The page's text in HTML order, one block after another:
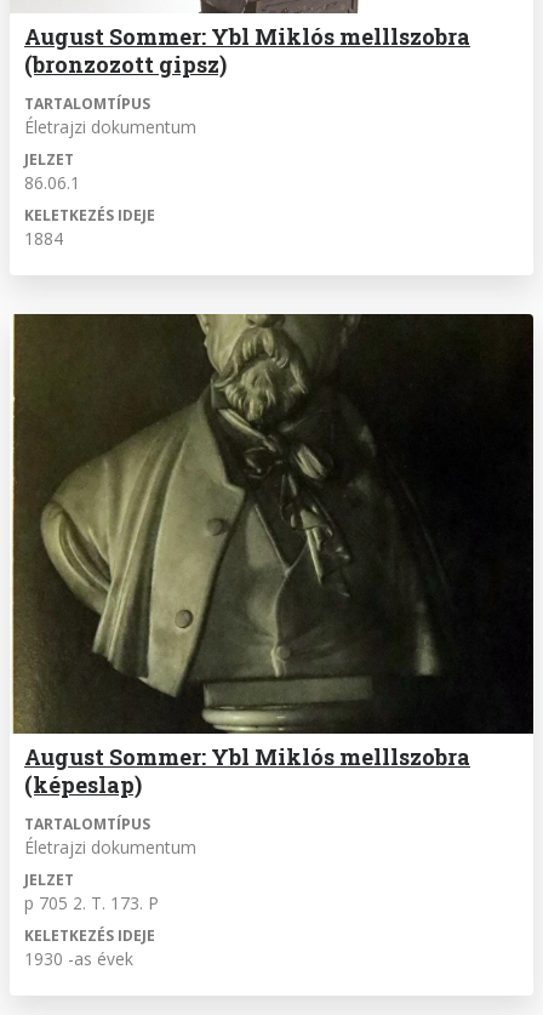
August Sommer: Ybl Miklós melllszobra
(bronzozott gipsz)
TARTALOMTÍPUS
Életrajzi dokumentum
JELZET
86.06.1
KELETKEZÉS IDEJE
1884
August Sommer: Ybl Miklós melllszobra
(képeslap)
TARTALOMTÍPUS
Életrajzi dokumentum
JELZET
p 705 2. T. 173. P
KELETKEZÉS IDEJE
1930 -as évek